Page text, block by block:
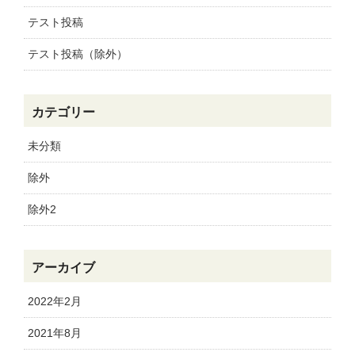
テスト投稿
テスト投稿（除外）
カテゴリー
未分類
除外
除外2
アーカイブ
2022年2月
2021年8月